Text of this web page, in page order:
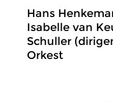
Hans
Isabelle van
Schuller
Orkest